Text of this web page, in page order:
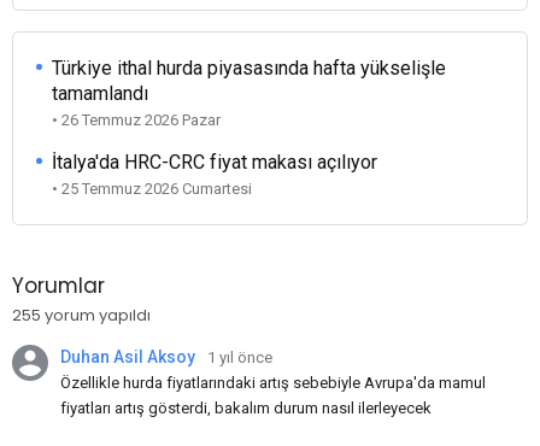
Türkiye ithal hurda piyasasında hafta yükselişle
tamamlandı
• 26 Temmuz 2026 Pazar
İtalya'da HRC-CRC fiyat makası açılıyor
• 25 Temmuz 2026 Cumartesi
Yorumlar
255 yorum yapıldı
Duhan Asil Aksoy
1 yıl önce
Özellikle hurda fiyatlarındaki artış sebebiyle Avrupa'da mamul
fiyatları artış gösterdi, bakalım durum nasıl ilerleyecek